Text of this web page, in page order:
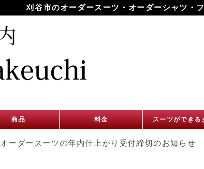
刈谷市のオーダースーツ・オーダーシャツ・
商品 料金 スーツができる
オーダースーツの年内仕上がり受付締切のお知らせ